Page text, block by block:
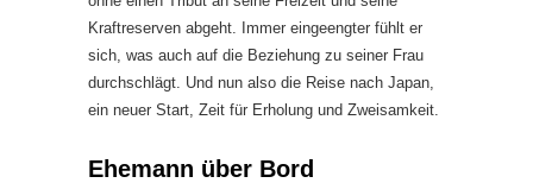
Kraftreserven abgeht. Immer eingeengter fühlt er
sich, was auch auf die Beziehung zu seiner Frau
durchschlägt. Und nun also die Reise nach Japan,
ein neuer Start, Zeit für Erholung und Zweisamkeit.
Ehemann über Bord